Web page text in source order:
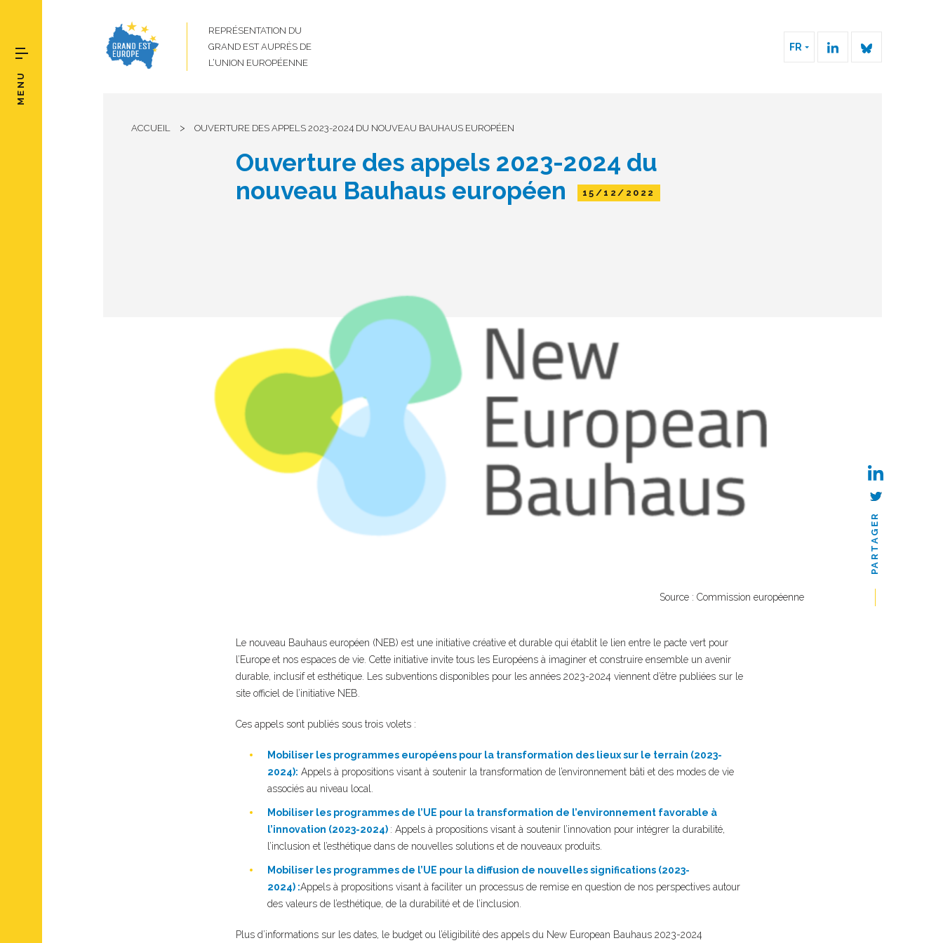
REPRÉSENTATION DU
GRAND EST AUPRÈS DE
L’UNION EUROPÉENNE
FR
MENU
ACCUEIL > OUVERTURE DES APPELS 2023-2024 DU NOUVEAU BAUHAUS EUROPÉEN
Ouverture des appels 2023-2024 du
nouveau Bauhaus européen
15/12/2022
Source : Commission européenne
PARTAGER
Le nouveau Bauhaus européen (NEB) est une initiative créative et durable qui établit le lien entre le pacte vert pour
l’Europe et nos espaces de vie. Cette initiative invite tous les Européens à imaginer et construire ensemble un avenir
durable, inclusif et esthétique. Les subventions disponibles pour les années 2023-2024 viennent d’être publiées sur le
site officiel de l’initiative NEB.
Ces appels sont publiés sous trois volets :
Mobiliser les programmes européens pour la transformation des lieux sur le terrain (2023-
2024): Appels à propositions visant à soutenir la transformation de l’environnement bâti et des modes de vie
associés au niveau local.
Mobiliser les programmes de l’UE pour la transformation de l’environnement favorable à
l’innovation (2023-2024) : Appels à propositions visant à soutenir l’innovation pour intégrer la durabilité,
l’inclusion et l’esthétique dans de nouvelles solutions et de nouveaux produits.
Mobiliser les programmes de l’UE pour la diffusion de nouvelles significations (2023-
2024) :Appels à propositions visant à faciliter un processus de remise en question de nos perspectives autour
des valeurs de l’esthétique, de la durabilité et de l’inclusion.
Plus d’informations sur les dates, le budget ou l’éligibilité des appels du New European Bauhaus 2023-2024